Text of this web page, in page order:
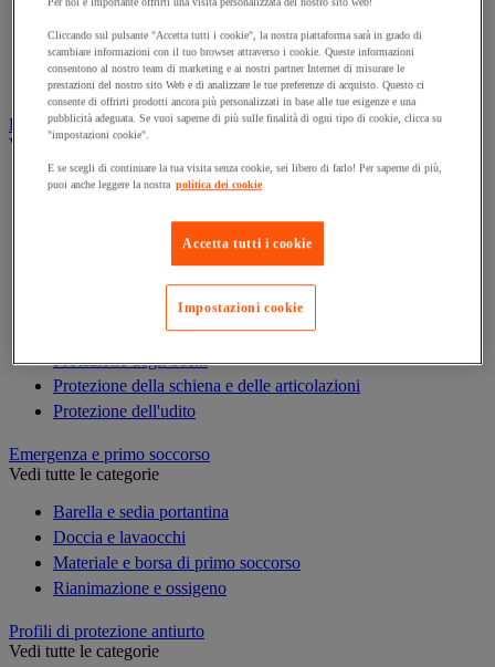
Armadio di sicurezza
Armadio portachiavi
Cassaforte
Cassetta portachiavi
Dispositivi di protezione individuale (DPI)
Vedi tutte le categorie
Abbigliamento di protezione e da lavoro
Custodie per DPI
Maschera respiratoria
Protezione degli occhi
Protezione della schiena e delle articolazioni
Protezione dell'udito
Emergenza e primo soccorso
Vedi tutte le categorie
Barella e sedia portantina
Doccia e lavaocchi
Materiale e borsa di primo soccorso
Rianimazione e ossigeno
Profili di protezione antiurto
Vedi tutte le categorie
Cliccando sul pulsante "Accetta tutti i cookie", la nostra piattaforma sarà in grado di
scambiare informazioni con il tuo browser attraverso i cookie. Queste informazioni
consentono al nostro team di marketing e ai nostri partner Internet di misurare le
prestazioni del nostro sito Web e di analizzare le tue preferenze di acquisto. Questo ci
consente di offrirti prodotti ancora più personalizzati in base alle tue esigenze e una
pubblicità adeguata. Se vuoi saperne di più sulle finalità di ogni tipo di cookie, clicca su
"impostazioni cookie".
E se scegli di continuare la tua visita senza cookie, sei libero di farlo! Per saperne di più,
puoi anche leggere la nostra politica dei cookie
Accetta tutti i cookie
Impostazioni cookie